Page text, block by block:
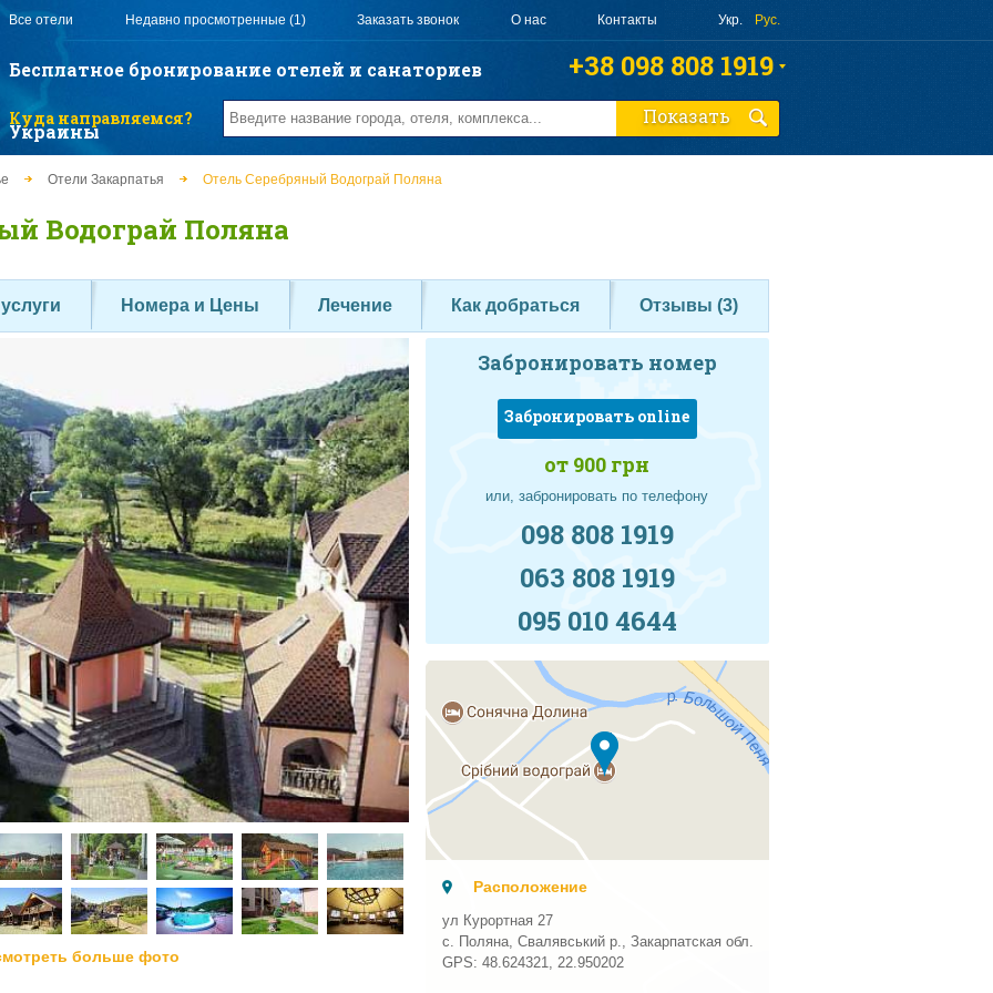
Отели Закарпатья Отель Серебряный Водограй Поляна
Водограй Поляна
Номера и Цены Лечение Как добраться Отзывы (3)
больше фото
Забронировать номер
Забронировать online
от 900 грн
или, забронировать по телефону
098 808 1919
063 808 1919
095 010 4644
Расположение
ул Курортная 27
с. Поляна, Свалявський р., Закарпатская обл.
GPS:48.624321,22.950202
Все отели Недавно просмотренные (1) Заказать звонок О нас Контакты Укр. Рус.
Бесплатное бронирование отелей и санаториев
Украины
+38 098 808 1919
+38 063 808 1919
+38 095 010 4644
Куда направляемся? Показать